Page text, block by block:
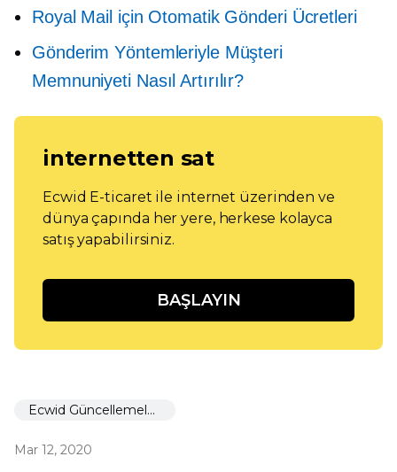
Royal Mail için Otomatik Gönderi Ücretleri
Gönderim Yöntemleriyle Müşteri
Memnuniyeti Nasıl Artırılır?
internetten sat
Ecwid E-ticaret ile internet üzerinden ve
dünya çapında her yere, herkese kolayca
satış yapabilirsiniz.
BAŞLAYIN
Ecwid Güncellemeleri
Mar 12, 2020